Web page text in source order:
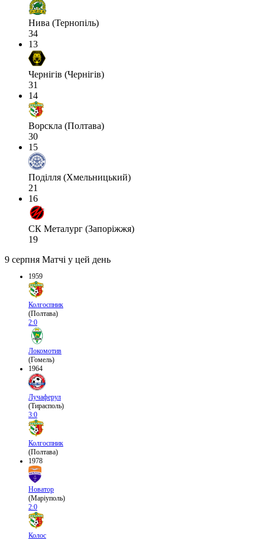
Нива (Тернопіль)
34
13
Чернігів (Чернігів)
31
14
Ворскла (Полтава)
30
15
Поділля (Хмельницький)
21
16
СК Металург (Запоріжжя)
19
9 серпня Матчі у цей день
1959
Колгоспник
(Полтава)
2:0
Локомотив
(Гомель)
1964
Лучаферул
(Тирасполь)
3:0
Колгоспник
(Полтава)
1978
Новатор
(Маріуполь)
2:0
Колос